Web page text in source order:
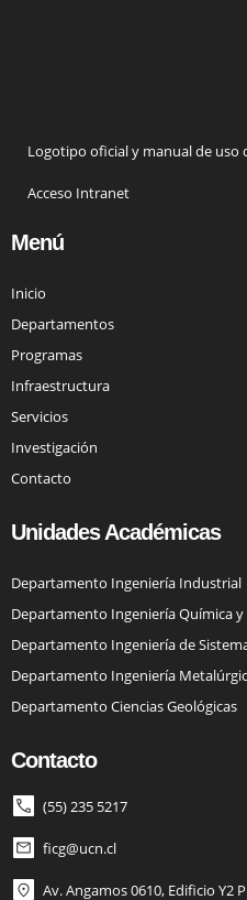
Logotipo oficial y manual de uso
Acceso Intranet
Menú
Inicio
Departamentos
Programas
Infraestructura
Servicios
Investigación
Contacto
Unidades Académicas
Departamento Ingeniería Industrial
Departamento Ingeniería Química
Departamento Ingeniería de
Departamento Ingeniería
Departamento Ciencias Geológicas
Contacto
(55) 235 5217
ficg@ucn.cl
Av. Angamos 0610, Edificio Y2